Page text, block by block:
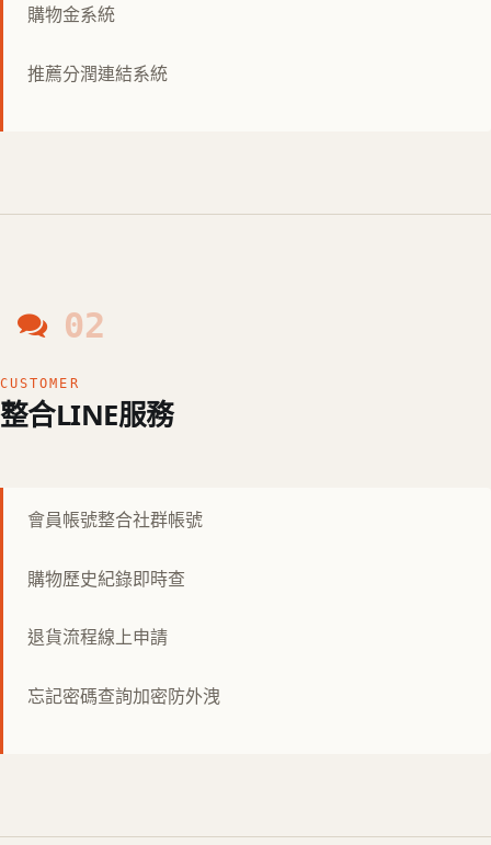
購物金系統
推薦分潤連結系統
02
CUSTOMER
整合LINE服務
會員帳號整合社群帳號
購物歷史紀錄即時查
退貨流程線上申請
忘記密碼查詢加密防外洩